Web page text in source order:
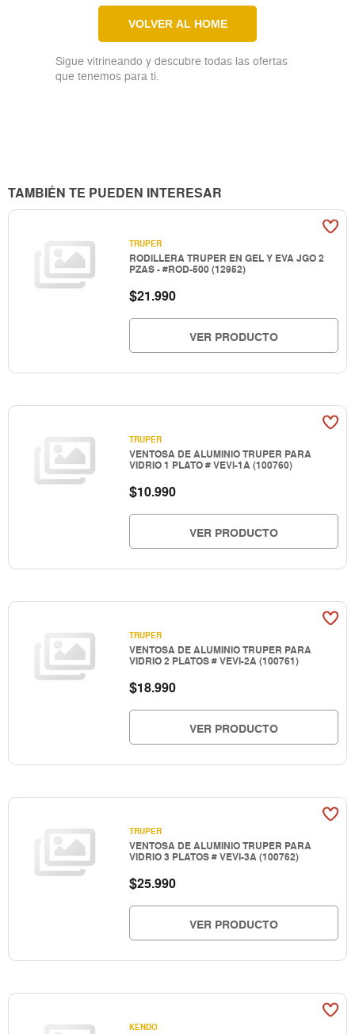
VOLVER AL HOME
Sigue vitrineando y descubre todas las ofertas
que tenemos para ti.
TAMBIÉN TE PUEDEN INTERESAR
TRUPER
RODILLERA TRUPER EN GEL Y EVA JGO 2
PZAS - #ROD-500 (12952)
$21.990
VER PRODUCTO
TRUPER
VENTOSA DE ALUMINIO TRUPER PARA
VIDRIO 1 PLATO # VEVI-1A (100760)
$10.990
VER PRODUCTO
TRUPER
VENTOSA DE ALUMINIO TRUPER PARA
VIDRIO 2 PLATOS # VEVI-2A (100761)
$18.990
VER PRODUCTO
TRUPER
VENTOSA DE ALUMINIO TRUPER PARA
VIDRIO 3 PLATOS # VEVI-3A (100762)
$25.990
VER PRODUCTO
KENDO